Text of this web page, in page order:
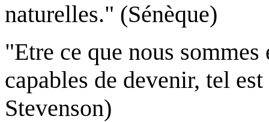
naturelles." (Sénèque)
"Etre ce que nous
capables de devenir, tel
Stevenson)